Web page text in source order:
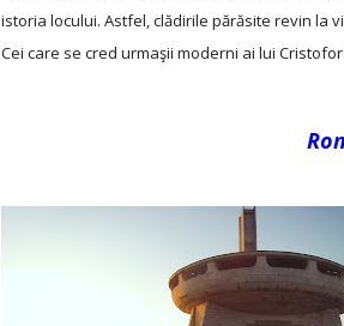
istoria locului. Astfel, clădirile părăsite revin la
Cei care se cred urmaşii moderni ai lui